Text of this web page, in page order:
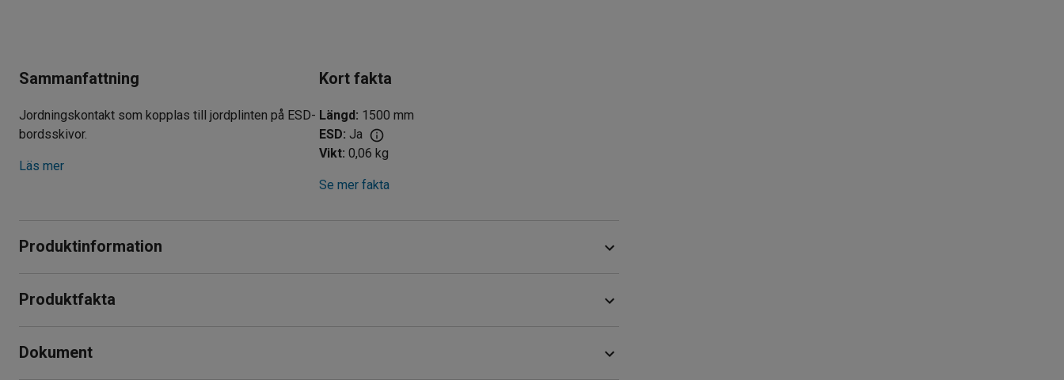
Sammanfattning
Jordningskontakt som kopplas till jordplinten på ESD-
bordsskivor.
Läs mer
Kort fakta
Längd : 1500 mm
ESD: Ja
Vikt: 0,06 kg
Se mer fakta
Produktinformation
kopplingsplint.
Produktfakta
ESD: Ja
Dokument